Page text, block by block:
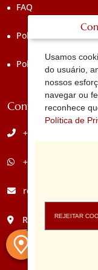
FAQ
Políticas do Hotel
Políticas de
Contato
+55 (12) 3896-1118
+55 (12) 98134-7241
Rua Doutor
Tereza - CEP:
Usamos
do usuário,
nossos
navegar ou
reconhece
Política de
REJEITAR